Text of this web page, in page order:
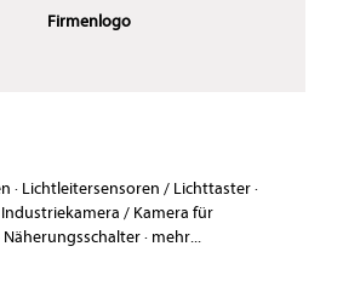
Firmenlogo
· Lichtleitersensoren / Lichttaster·
Industriekamera / Kamera für
Näherungsschalter· mehr...